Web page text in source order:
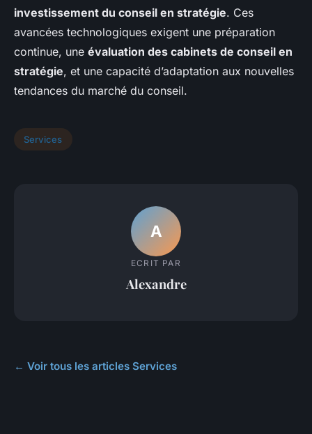
investissement du conseil en stratégie. Ces
avancées technologiques exigent une préparation
continue, une évaluation des cabinets de conseil en
stratégie, et une capacité d’adaptation aux nouvelles
tendances du marché du conseil.
Services
A
ECRIT PAR
Alexandre
← Voir tous les articles Services